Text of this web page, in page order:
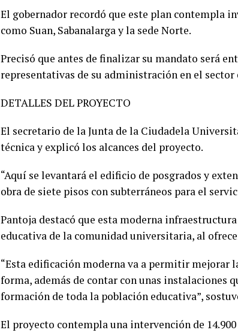
El gobernador recordó que este plan contempla
como Suan, Sabanalarga y la sede Norte.
Precisó que antes de finalizar su mandato será
representativas de su administración en el sector
DETALLES DEL PROYECTO
El secretario de la Junta de la Ciudadela
técnica y explicó los alcances del proyecto.
“Aquí se levantará el edificio de posgrados y
obra de siete pisos con subterráneos para el
Pantoja destacó que esta moderna
educativa de la comunidad universitaria, al
“Esta edificación moderna va a permitir mejorar
forma, además de contar con unas instalaciones
formación de toda la población educativa”,
El proyecto contempla una intervención de